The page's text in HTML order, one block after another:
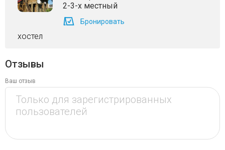
2-3-х местный
Бронировать
хостел
Отзывы
Ваш отзыв